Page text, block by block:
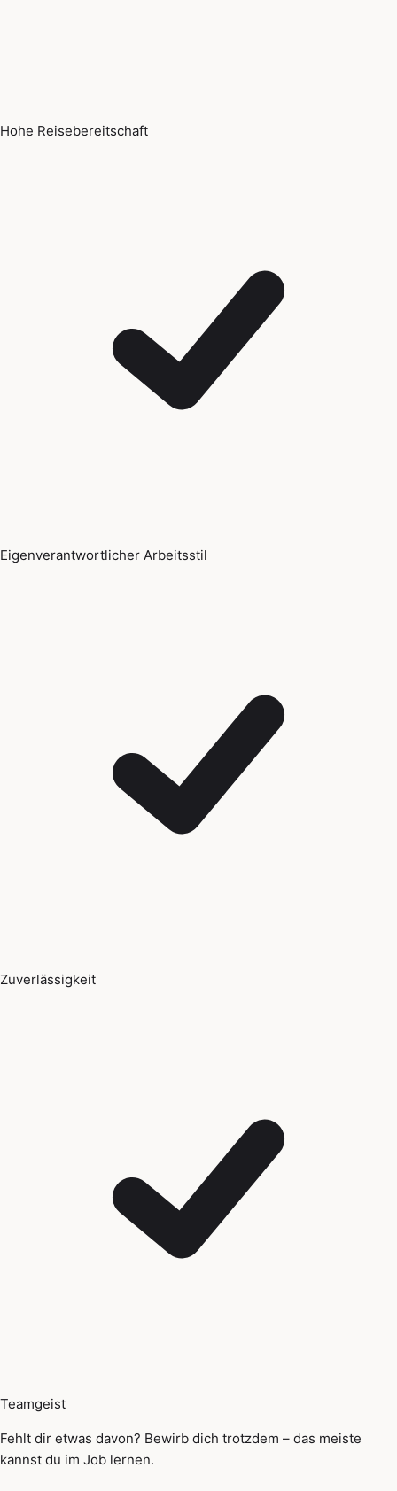
Hohe Reisebereitschaft
Eigenverantwortlicher Arbeitsstil
Zuverlässigkeit
Teamgeist
Fehlt dir etwas davon? Bewirb dich trotzdem – das meiste
kannst du im Job lernen.